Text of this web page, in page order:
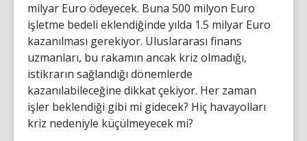
milyar Euro ödeyecek. Buna 500 milyon Euro
işletme bedeli eklendiğinde yılda 1.5 milyar Euro
kazanılması gerekiyor. Uluslararası finans
uzmanları, bu rakamın ancak kriz olmadığı,
istikrarın sağlandığı dönemlerde
kazanılabileceğine dikkat çekiyor. Her zaman
işler beklendiği gibi mi gidecek? Hiç havayolları
kriz nedeniyle küçülmeyecek mi?